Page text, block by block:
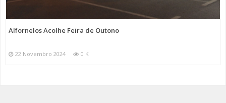
Alfornelos Acolhe Feira de Outono
22 Novembro 2024 0 K